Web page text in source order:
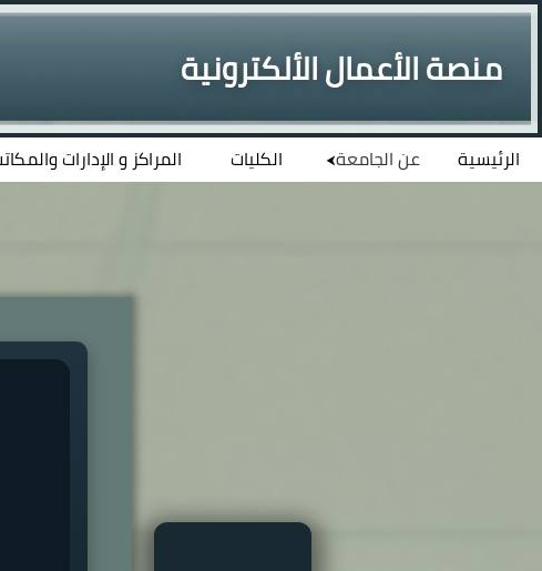
منصة الأعمال الألكترونية
الرئيسية عن الجامعة الكليات المراكز و الإدارات